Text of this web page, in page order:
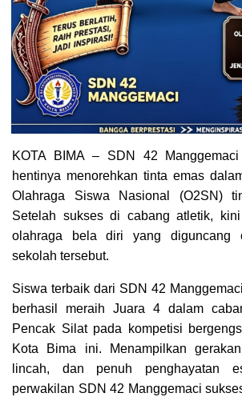
KOTA BIMA – SDN 42
hentinya menorehkan tinta emas
Olahraga Siswa Nasional (O2SN)
Setelah sukses di cabang atletik,
olahraga bela diri yang diguncang
sekolah tersebut.
Siswa terbaik dari SDN 42
berhasil meraih Juara 4 dalam
Pencak Silat pada kompetisi
Kota Bima ini. Menampilkan
lincah, dan penuh penghayatan
perwakilan SDN 42 Manggemaci